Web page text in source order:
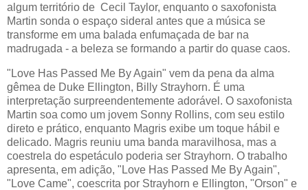
algum território de Cecil Taylor, enquanto o saxofonista
Martin sonda o espaço sideral antes que a música se
transforme em uma balada enfumaçada de bar na
madrugada - a beleza se formando a partir do quase caos.
"Love Has Passed Me By Again" vem da pena da alma
gêmea de Duke Ellington, Billy Strayhorn. É uma
interpretação surpreendentemente adorável. O saxofonista
Martin soa como um jovem Sonny Rollins, com seu estilo
direto e prático, enquanto Magris exibe um toque hábil e
delicado. Magris reuniu uma banda maravilhosa, mas a
coestrela do espetáculo poderia ser Strayhorn. O trabalho
apresenta, em adição, "Love Has Passed Me By Again",
"Love Came", coescrita por Strayhorn e Ellington, "Orson" e